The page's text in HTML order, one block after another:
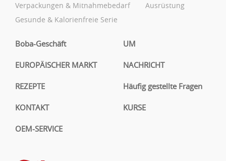
Verpackungen & Mitnahmebedarf
Ausrüstung
Gesunde & Kalorienfreie Serie
Boba-Geschäft UM
EUROPÄISCHER MARKT NACHRICHT
REZEPTE Häufig gestellte Fragen
KONTAKT KURSE
OEM-SERVICE